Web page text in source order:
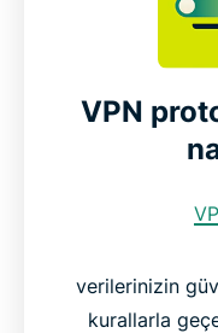
VPN
verilerinizin
kurallarla